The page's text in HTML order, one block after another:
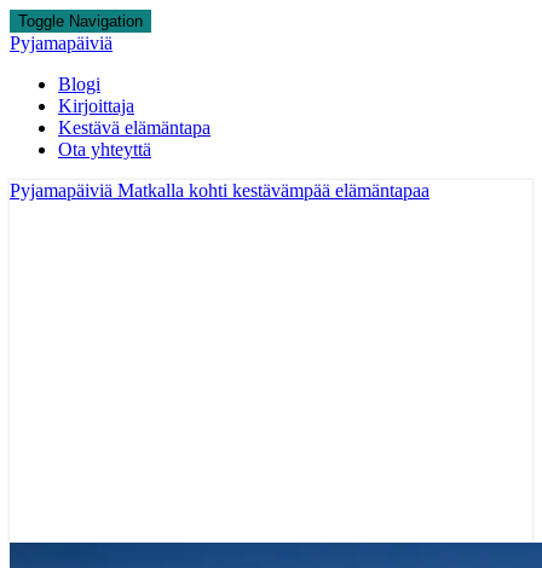
Toggle Navigation
Pyjamapäiviä
Blogi
Kirjoittaja
Kestävä elämäntapa
Ota yhteyttä
Pyjamapäiviä Matkalla kohti kestävämpää elämäntapaa